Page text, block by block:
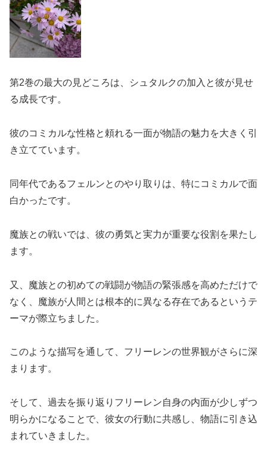
第2巻の最大の見どころは、シュタルクの加入と彼が見せ
る成長です。
彼のコミカルな性格と頼れる一面が物語の魅力を大きく引
き立てています。
同年代であるフェルンとのやり取りは、特にコミカルで面
白かったです。
魔族との戦いでは、彼の勇気と実力が重要な役割を果たし
ます。
又、魔族との初めての戦闘が物語の緊張感を高めただけで
なく、魔族が人間とは根本的に異なる存在であるというテ
ーマが際立ちました。
このような描写を通して、フリーレンの世界観がさらに深
まります。
そして、過去を振り返りフリーレン自身の内面が少しずつ
明らかになることで、彼女の行動に共感し、物語に引き込
まれていきました。